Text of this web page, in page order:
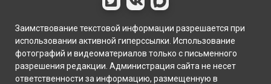
Заимствование текстовой информации разрешается при
использовании активной гиперссылки. Использование
фотографий и видеоматериалов только с письменного
разрешения редакции. Администрация сайта не несет
ответственности за информацию, размещенную в